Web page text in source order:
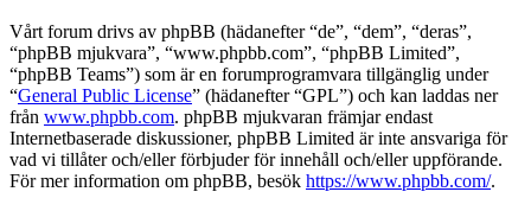
Vårt forum drivs av phpBB (hädanefter “de”, “dem”, “deras”,
“phpBB mjukvara”, “www.phpbb.com”, “phpBB Limited”,
“phpBB Teams”) som är en forumprogramvara tillgänglig under
“General Public License” (hädanefter “GPL”) och kan laddas ner
från www.phpbb.com. phpBB mjukvaran främjar endast
Internetbaserade diskussioner, phpBB Limited är inte ansvariga för
vad vi tillåter och/eller förbjuder för innehåll och/eller uppförande.
För mer information om phpBB, besök https://www.phpbb.com/.